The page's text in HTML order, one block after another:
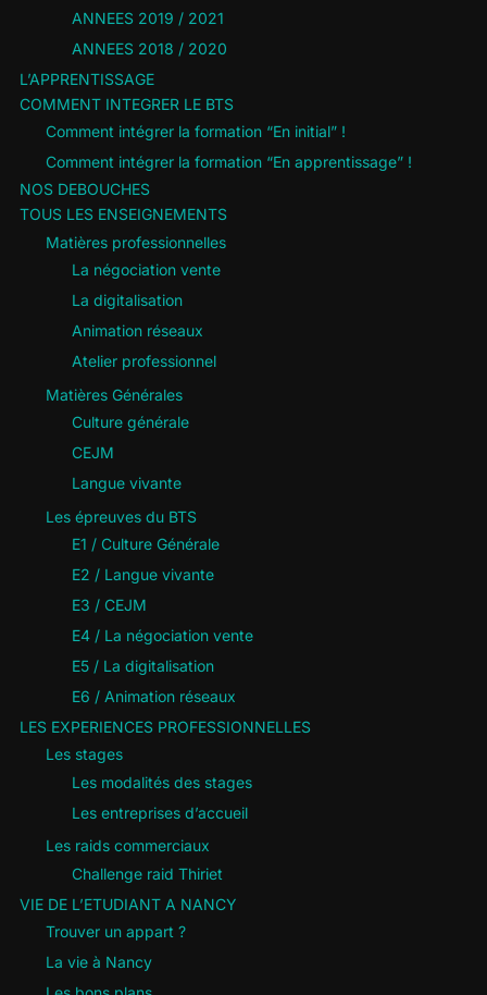
ANNEES 2019 / 2021
ANNEES 2018 / 2020
L’APPRENTISSAGE
COMMENT INTEGRER LE BTS
Comment intégrer la formation “En initial” !
Comment intégrer la formation “En apprentissage” !
NOS DEBOUCHES
TOUS LES ENSEIGNEMENTS
Matières professionnelles
La négociation vente
La digitalisation
Animation réseaux
Atelier professionnel
Matières Générales
Culture générale
CEJM
Langue vivante
Les épreuves du BTS
E1 / Culture Générale
E2 / Langue vivante
E3 / CEJM
E4 / La négociation vente
E5 / La digitalisation
E6 / Animation réseaux
LES EXPERIENCES PROFESSIONNELLES
Les stages
Les modalités des stages
Les entreprises d’accueil
Les raids commerciaux
Challenge raid Thiriet
VIE DE L’ETUDIANT A NANCY
Trouver un appart ?
La vie à Nancy